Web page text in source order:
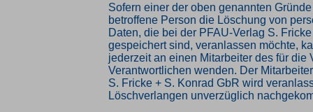
Sofern einer der oben genannten
betroffene Person die Löschung von
Daten, die bei der PFAU-Verlag S.
gespeichert sind, veranlassen möchte,
jederzeit an einen Mitarbeiter des für die
Verantwortlichen wenden. Der
S. Fricke + S. Konrad GbR wird
Löschverlangen unverzüglich